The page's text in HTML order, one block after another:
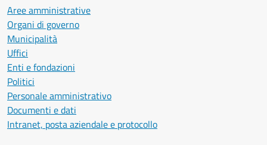
Aree amministrative
Organi di governo
Municipalità
Uffici
Enti e fondazioni
Politici
Personale amministrativo
Documenti e dati
Intranet, posta aziendale e protocollo